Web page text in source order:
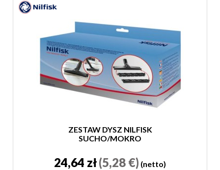
ZESTAW DYSZ NILFISK
SUCHO/MOKRO
24,64 zł(5,28 €) (netto)